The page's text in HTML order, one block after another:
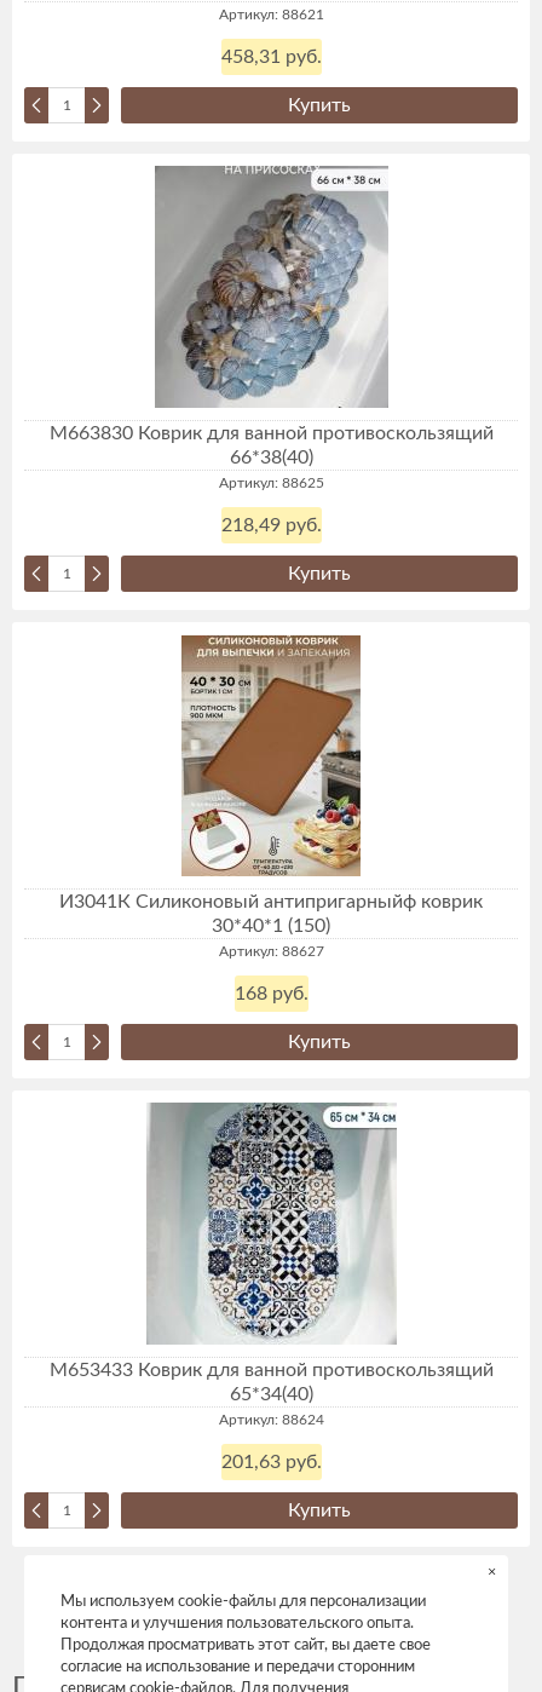
Артикул: 88621
458,31 руб.
Купить
М663830 Коврик для ванной противоскользящий
66*38(40)
Артикул: 88625
218,49 руб.
Купить
И3041К Силиконовый антипригарныйф коврик
30*40*1 (150)
Артикул: 88627
168 руб.
Купить
М653433 Коврик для ванной противоскользящий
65*34(40)
Артикул: 88624
201,63 руб.
Купить
1 2 3 4 5 »
Мы используем cookie-файлы для персонализации
контента и улучшения пользовательского опыта.
Продолжая просматривать этот сайт, вы даете свое
согласие на использование и передачи сторонним
×